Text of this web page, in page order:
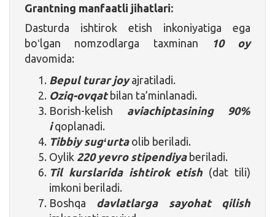
Grantning manfaatli jihatlari:
Dasturda ishtirok etish inkoniyatiga ega
boʻlgan nomzodlarga taxminan
10 oy
davomida:
Bepul turar joyajratiladi.
Oziq-ovqatbilan ta’minlanadi.
Borish-kelish aviachiptasining 90%
iqoplanadi.
Tibbiy sugʻurtaolib beriladi.
Oylik 220 yevro stipendiya beriladi.
Til kurslarida ishtirok etish (dat tili)
imkoni beriladi.
Boshqa davlatlarga sayohat qilish